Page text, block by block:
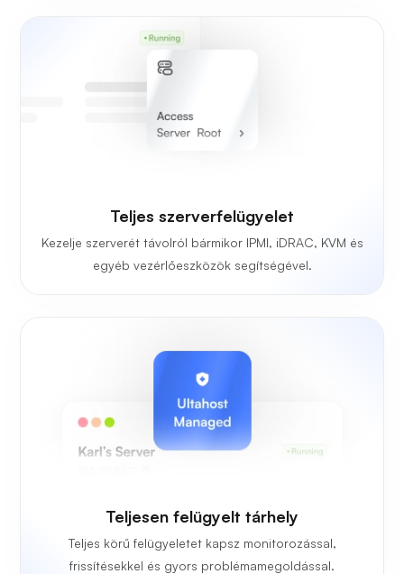
Teljes szerverfelügyelet
Kezelje szerverét távolról bármikor IPMI, iDRAC, KVM és
egyéb vezérlőeszközök segítségével.
Teljesen felügyelt tárhely
Teljes körű felügyeletet kapsz monitorozással,
frissítésekkel és gyors problémamegoldással.